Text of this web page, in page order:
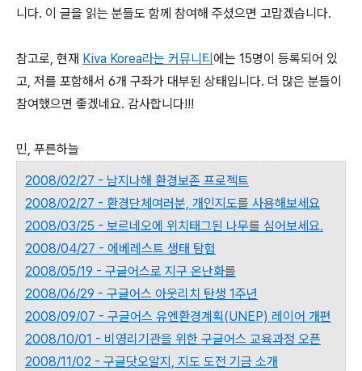
니다. 이 글을 읽는 분들도 함께 참여해 주셨으면 고맙겠습니다.
참고로, 현재 Kiva Korea라는 커뮤니티 에는 15명이 등록되어 있
고, 저를 포함해서 6개 구좌가 대부된 상태입니다. 더 많은 분들이
참여했으면 좋겠네요. 감사합니다!!!
민, 푸른하늘
2008/02/27 - 남지나해 환경보존 프로젝트
2008/02/27 - 환경단체여러분, 개인지도를 사용해보세요
2008/03/25 - 보르네오에 위치태그된 나무를 심어보세요.
2008/04/27 - 에베레스트 생태 탐험
2008/05/19 - 구글어스로 지구 온난화를
2008/06/29 - 구글어스 아웃리치 탄생 1주년
2008/09/07 - 구글어스 유엔환경계획(UNEP) 레이어 개편
2008/10/01 - 비영리기관을 위한 구글어스 교육과정 오픈
2008/11/02 - 구글닷오알지, 지도 도전 기금 소개